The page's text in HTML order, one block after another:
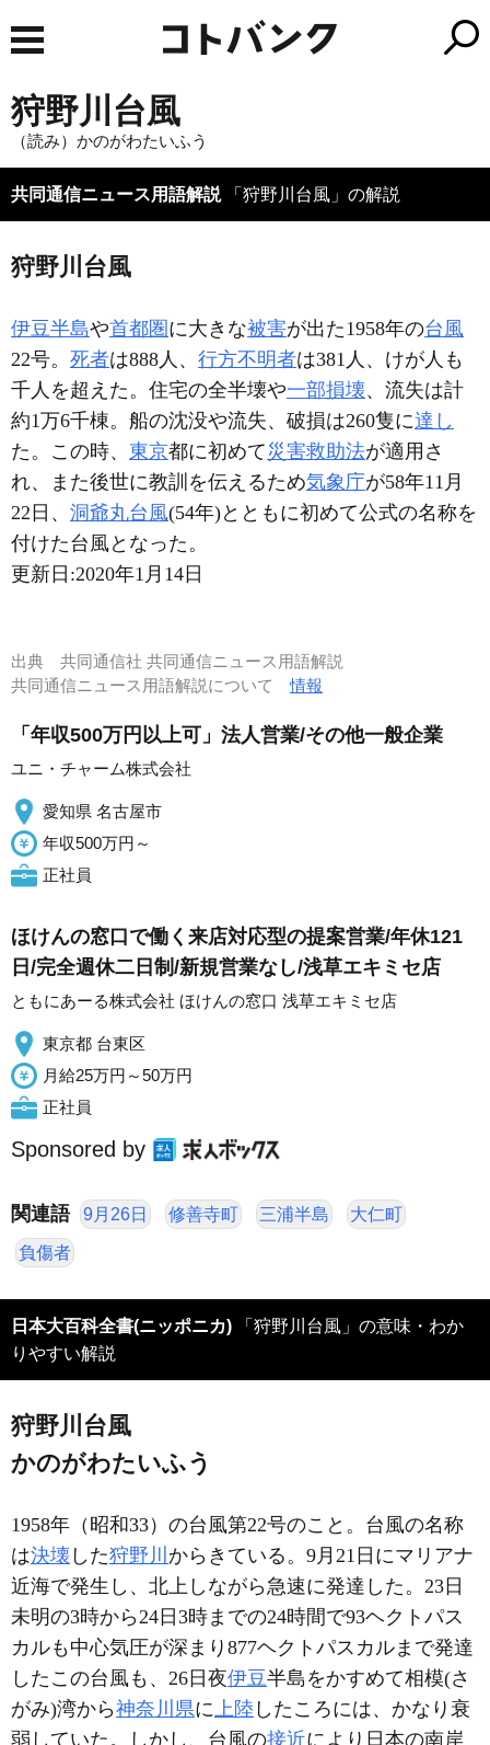
狩野川台風
（読み）かのがわたいふう
共同通信ニュース用語解説「狩野川台風」の解説
狩野川台風
伊豆半島や首都圏 に大きな被害が出た1958年の台風
22号。 死者は888人、 行方不明者は381人、けが人も
千人を超えた。住宅の全半壊や一部損壊、流失は計
約1万6千棟。船の沈没や流失、破損は260隻に達し
た。この時、 東京都に初めて 災害救助法が適用さ
れ、また後世に教訓を伝えるため気象庁が58年11月
22日、 洞爺丸台風(54年)とともに初めて公式の名称を
付けた台風となった。
更新日:2020年1月14日
出典 共同通信社 共同通信ニュース用語解説
共同通信ニュース用語解説について情報
「年収500万円以上可」法人営業/その他一般企業
ユニ・チャーム株式会社
愛知県 名古屋市
年収500万円～
正社員
ほけんの窓口で働く来店対応型の提案営業/年休121
日/完全週休二日制/新規営業なし/浅草エキミセ店
ともにあーる株式会社 ほけんの窓口 浅草エキミセ店
東京都 台東区
月給25万円～50万円
正社員
Sponsored by
関連語 9月26日 修善寺町 三浦半島 大仁町
負傷者
日本大百科全書(ニッポニカ) 「狩野川台風」の意味・わか
りやすい解説
狩野川台風
かのがわたいふう
1958年（昭和33）の台風第22号のこと。台風の名称
は決壊 した狩野川 からきている。9月21日にマリアナ
近海で発生し、北上しながら急速に発達した。23日
未明の3時から24日3時までの24時間で93ヘクトパス
カルも中心気圧が深まり877ヘクトパスカルまで発達
したこの台風も、26日夜伊豆半島をかすめて相模(さ
がみ)湾から神奈川県に 上陸 したころには、かなり衰
弱していた。しかし、台風の接近により日本の南岸